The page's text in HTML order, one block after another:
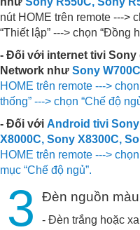
nút HOME trên remote --->
“Thiết lập” ---> chọn “Đồng
- Đối với internet tivi
Network như Sony W700C
HOME trên remote --->
thống” ---> chọn “Chế độ
- Đối với Android tivi Sony
X8000C, Sony X8300C,
HOME trên remote --->
mục “Chế độ ngủ”.
3 Đèn nguồn
- Đèn trắng hoặc